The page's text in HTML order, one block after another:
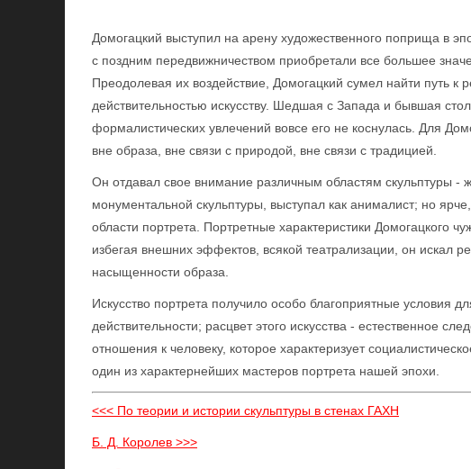
Домогацкий выступил на арену художественного поприща в
с поздним передвижничеством приобретали все большее
Преодолевая их воздействие, Домогацкий сумел найти путь к
действительностью искусству. Шедшая с Запада и бывшая
формалистических увлечений вовсе его не коснулась. Для
вне образа, вне связи с природой, вне связи с традицией.
Он отдавал свое внимание различным областям скульптуры -
монументальной скульптуры, выступал как анималист; но
области портрета. Портретные характеристики Домогацкого
избегая внешних эффектов, всякой театрализации, он искал
насыщенности образа.
Искусство портрета получило особо благоприятные условия
действительности; расцвет этого искусства - естественное
отношения к человеку, которое характеризует
один из характернейших мастеров портрета нашей эпохи.
<<< По теории и истории скульптуры в стенах ГАХН
Б. Д. Королев >>>